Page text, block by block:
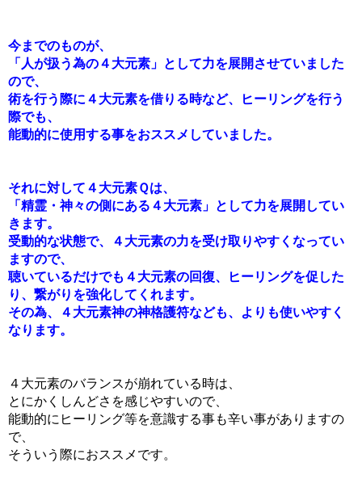
今までのものが、
「人が扱う為の４大元素」として力を展開させていました
ので、
術を行う際に４大元素を借りる時など、ヒーリングを行う
際でも、
能動的に使用する事をおススメしていました。
それに対して４大元素Ｑは、
「精霊・神々の側にある４大元素」として力を展開してい
きます。
受動的な状態で、４大元素の力を受け取りやすくなってい
ますので、
聴いているだけでも４大元素の回復、ヒーリングを促した
り、繋がりを強化してくれます。
その為、４大元素神の神格護符なども、よりも使いやすく
なります。
４大元素のバランスが崩れている時は、
とにかくしんどさを感じやすいので、
能動的にヒーリング等を意識する事も辛い事がありますの
で、
そういう際におススメです。